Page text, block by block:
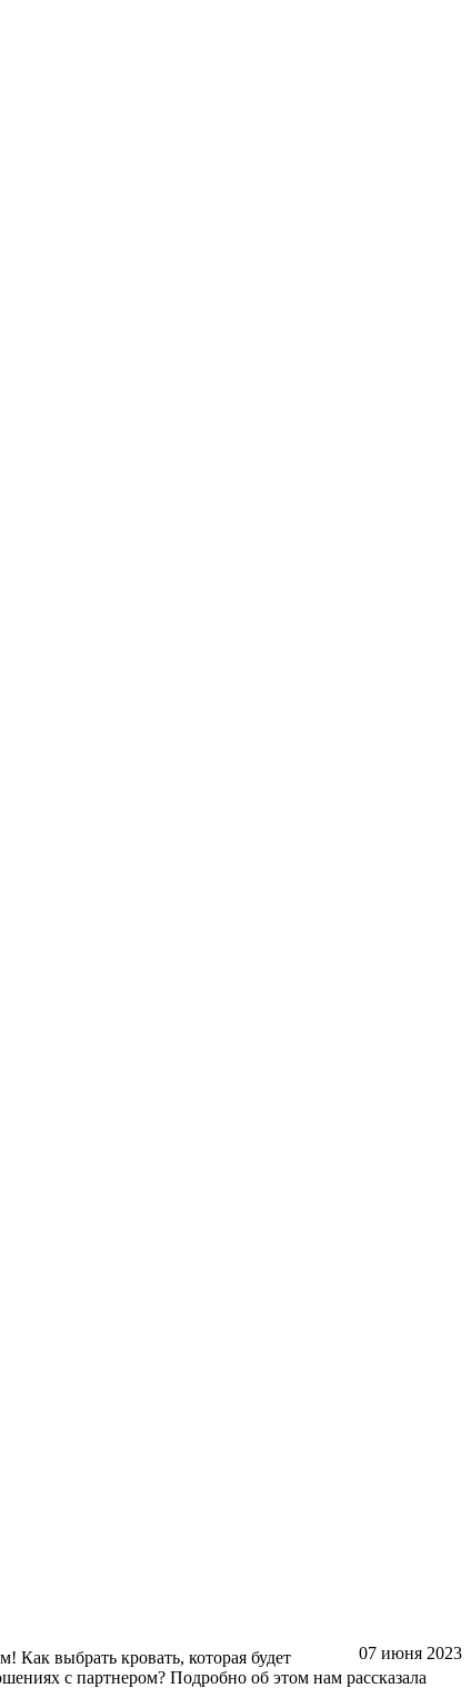
07 июня 2023
Как выбрать кровать, которая будет
с партнером? Подробно об этом нам рассказала